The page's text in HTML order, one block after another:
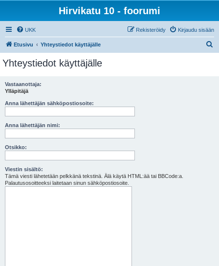
Hirvikatu 10 - foorumi
UKK Kirjaudu sisään
Rekisteröidy
Etusivu Yhteystiedot käyttäjälle
Yhteystiedot käyttäjälle
Vastaanottaja:
Ylläpitäjä
Anna lähettäjän sähköpostiosoite:
Anna lähettäjän nimi:
Otsikko:
Viestin sisältö:
Tämä viesti lähetetään pelkkänä tekstinä. Älä käytä HTML:ää tai BBCode:a.
Palautusosoitteeksi laitetaan sinun sähköpostiosoite.